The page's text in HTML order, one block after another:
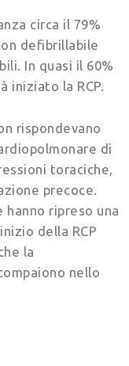
circa il 79%
defibrillabile
In quasi il 60%
iniziato la RCP.
rispondevano
di
toraciche,
precoce.
ripreso una
della RCP
la
nello